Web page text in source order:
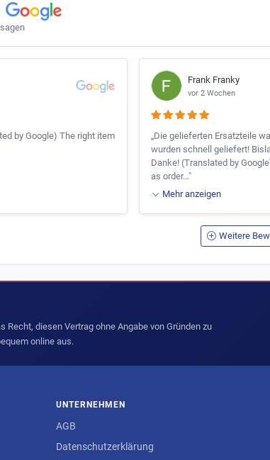
by Google) The right item
Frank Franky
vor 2 Wochen
„Die gelieferten Ersatzteile
wurden schnell geliefert!
Danke! (Translated by
as order…"
Mehr anzeigen
Weitere
Recht, diesen Vertrag ohne Angabe von Gründen zu
online aus.
UNTERNEHMEN
AGB
Datenschutzerklärung